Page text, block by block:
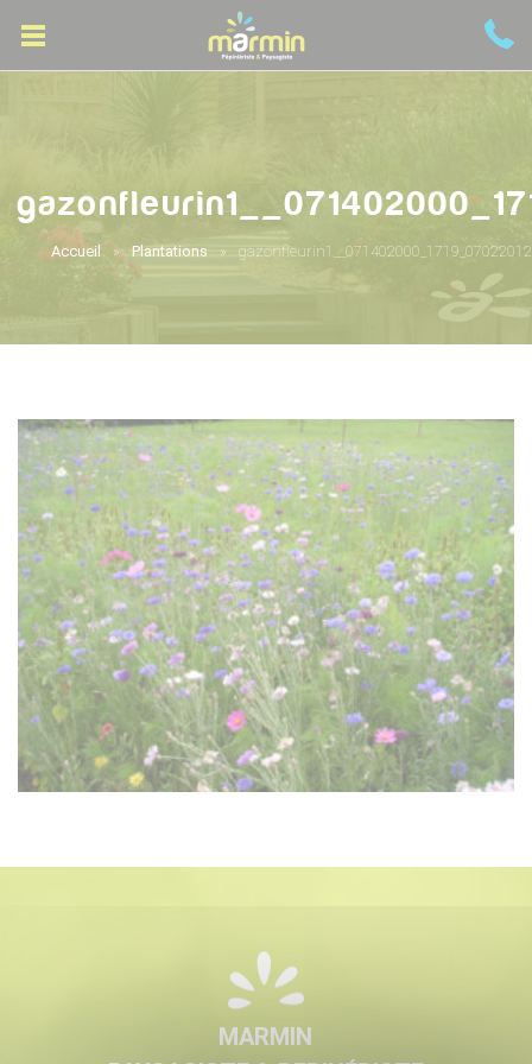
Accueil Plantations gazonfleurin1__071402000_1719_07022012
MARMIN